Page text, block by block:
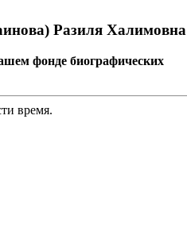
Разиля Халимовна
фонде биографических
время.